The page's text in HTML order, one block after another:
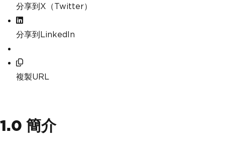
分享到X（Twitter）
分享到LinkedIn
複製URL
1.0 簡介